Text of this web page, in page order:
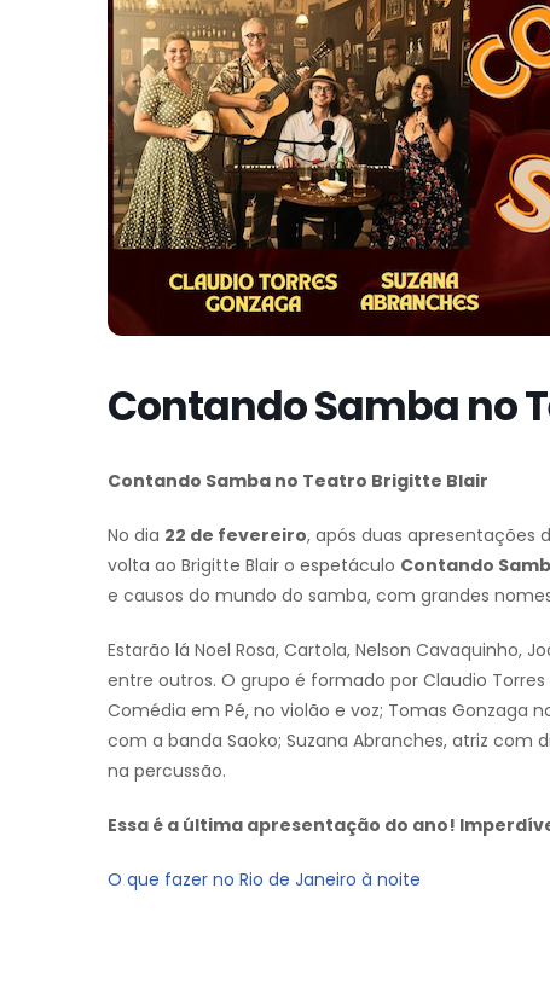
Contando Samba no
Contando Samba no Teatro Brigitte Blair
No dia 22 de fevereiro, após duas apresentações
volta ao Brigitte Blair o espetáculo Contando
e causos do mundo do samba, com grandes
Estarão lá Noel Rosa, Cartola, Nelson Cavaquinho,
entre outros. O grupo é formado por Claudio
Comédia em Pé, no violão e voz; Tomas Gonzaga
com a banda Saoko; Suzana Abranches, atriz com
na percussão.
Essa é a última apresentação do ano!
O que fazer no Rio de Janeiro à noite